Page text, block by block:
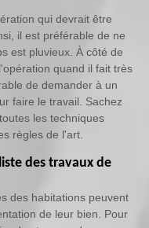
qui devrait être
il est préférable de ne
est pluvieux. À côté de
quand il fait très
de demander à un
faire le travail. Sachez
les techniques
règles de l'art.
des travaux de
des habitations peuvent
de leur bien. Pour